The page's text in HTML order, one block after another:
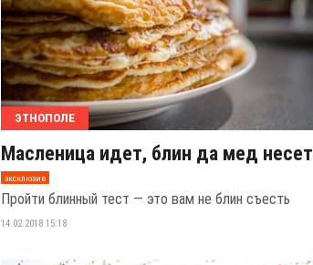
ЭТНОПОЛЕ
Масленица идет, блин да мед несет
эксклюзив
Пройти блинный тест — это вам не блин съесть
14.02.2018 15:18